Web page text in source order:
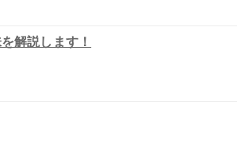
解説します！